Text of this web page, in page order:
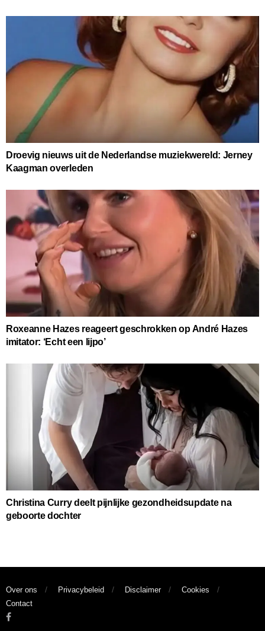
Droevig nieuws uit de Nederlandse muziekwereld: Jerney
Kaagman overleden
Roxeanne Hazes reageert geschrokken op André Hazes
imitator: ‘Echt een lijpo’
Christina Curry deelt pijnlijke gezondheidsupdate na
geboorte dochter
Over ons Privacybeleid Disclaimer
Cookies
Contact